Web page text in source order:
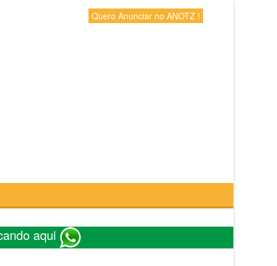
Quero Anunciar no ANOTZ !
aqui